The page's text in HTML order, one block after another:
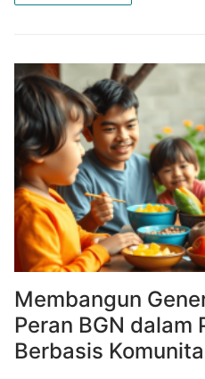
Membangun
Peran BGN dalam
Berbasis